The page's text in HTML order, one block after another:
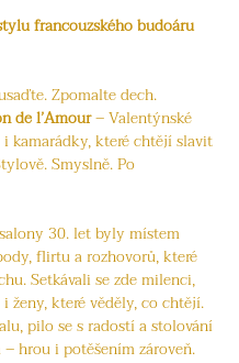
francouzského budoáru
Zpomalte dech.
de l’Amour – Valentýnské
kamarádky, které chtějí slavit
Smyslně. Po
30. let byly místem
flirtu a rozhovorů, které
Setkávali se zde milenci,
ženy, které věděly, co chtějí.
pilo se s radostí a stolování
hrou i potěšením zároveň.